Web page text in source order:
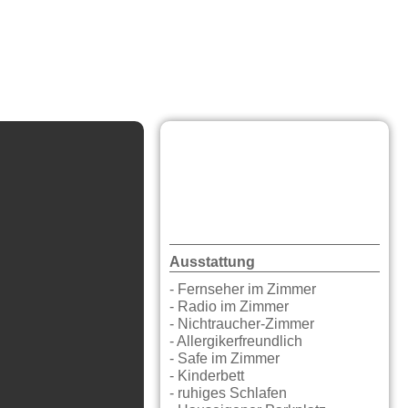
Ausstattung
- Fernseher im Zimmer
- Radio im Zimmer
- Nichtraucher-Zimmer
- Allergikerfreundlich
- Safe im Zimmer
- Kinderbett
- ruhiges Schlafen